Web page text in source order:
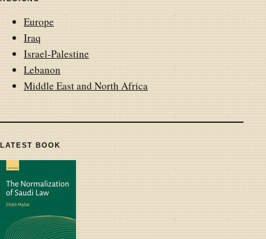
Europe
Iraq
Israel-Palestine
Lebanon
Middle East and North Africa
LATEST BOOK